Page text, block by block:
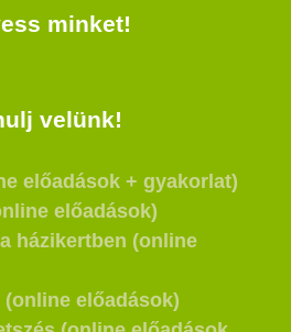
minket!
velünk!
előadások + gyakorlat)
előadások)
házikertben (online
előadások)